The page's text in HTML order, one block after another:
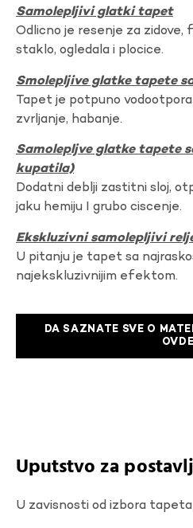
Samolepljivi glatki tapet
Odlicno je resenje za
staklo, ogledala i plocice.
Smolepljive glatke tapete
Tapet je potpuno
zvrljanje, habanje.
Samolepljve glatke tapete
kupatila)
Dodatni deblji zastitni sloj,
jaku hemiju I grubo ciscenje.
Ekskluzivni samolepljivi
U pitanju je tapet sa
najekskluzivnijim efektom.
DA SAZNATE SVE O
OVDE
Uputstvo za
U zavisnosti od izbora